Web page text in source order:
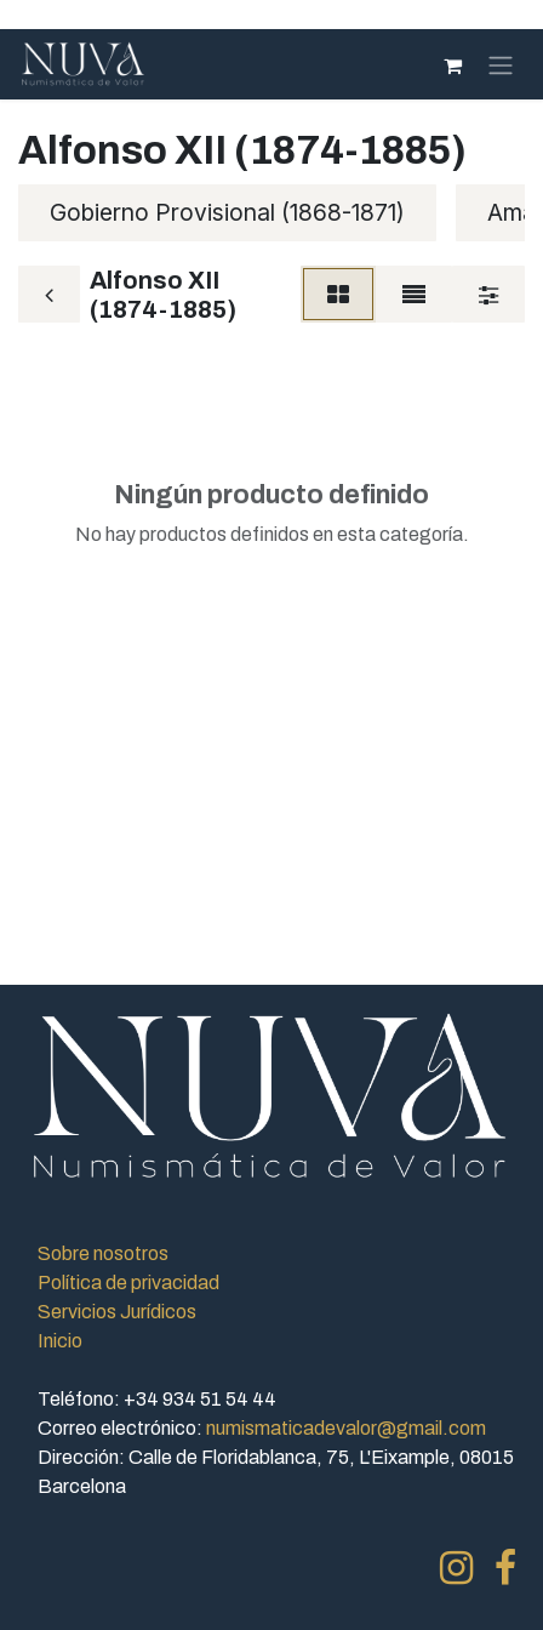
Ir al contenido
Alfonso XII (1874-1885)
Gobierno Provisional (1868-1871)
Alfonso XII
(1874-1885)
Ningún producto definido
No hay productos definidos en esta categoría.
Sobre nosotros
Política de privacidad
Servicios Jurídicos
Inicio
Teléfono: +34 934 51 54 44
Correo electrónico: numismaticadevalor@gmail.com
Dirección: Calle de Floridablanca, 75, L'Eixample, 08015
Barcelona